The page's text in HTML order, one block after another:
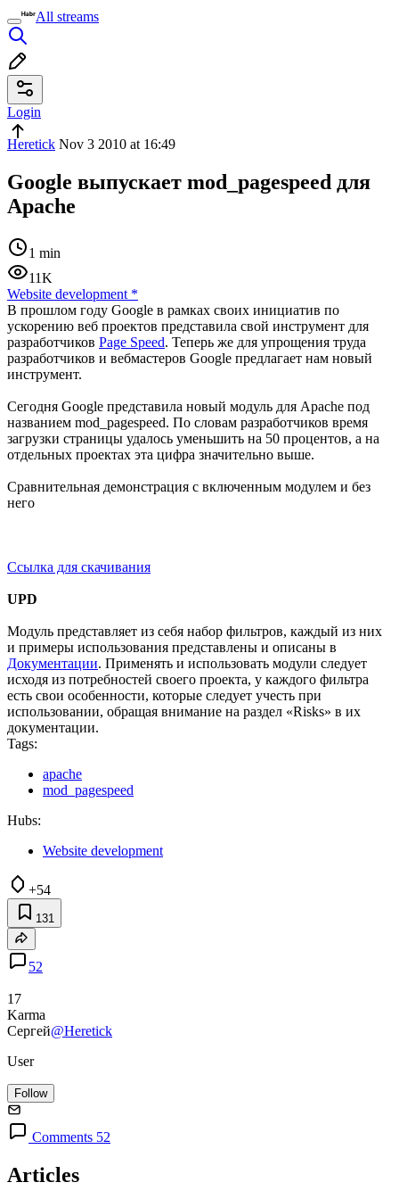
All streams
Login
Heretick Nov 3 2010 at 16:49
Google выпускает mod_pagespeed для
Apache
1 min
11K
Website development *
В прошлом году Google в рамках своих инициатив по
ускорению веб проектов представила свой инструмент для
разработчиков Page Speed. Теперь же для упрощения труда
разработчиков и вебмастеров Google предлагает нам новый
инструмент.
Сегодня Google представила новый модуль для Apache под
названием mod_pagespeed. По словам разработчиков время
загрузки страницы удалось уменьшить на 50 процентов, а на
отдельных проектах эта цифра значительно выше.
Сравнительная демонстрация с включенным модулем и без
него
Ссылка для скачивания
UPD
Модуль представляет из себя набор фильтров, каждый из них
и примеры использования представлены и описаны в
Документации. Применять и использовать модули следует
исходя из потребностей своего проекта, у каждого фильтра
есть свои особенности, которые следует учесть при
использовании, обращая внимание на раздел «Risks» в их
документации.
Tags:
apache
mod_pagespeed
Hubs:
Website development
+54
131
52
17
Karma
Сергей@Heretick
User
Follow
Comments 52
Articles